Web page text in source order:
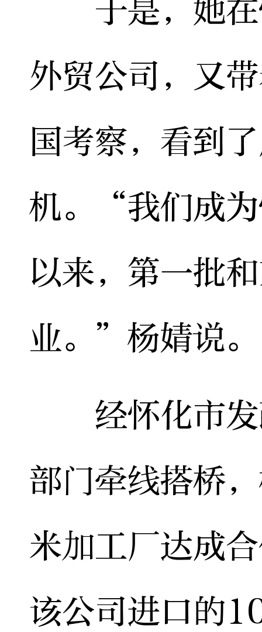
于是，她在
外贸公司，又
国考察，看到
机。“我们成
以来，第一批
业。”杨婧说。
经怀化市发
部门牵线搭桥
米加工厂达成
该公司进口的